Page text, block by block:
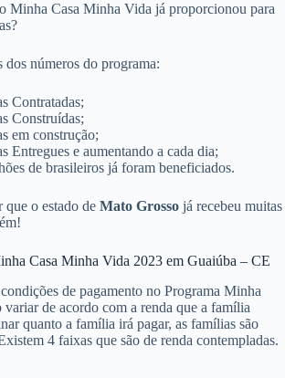
Minha Casa Minha Vida já proporcionou para
números do programa:
Contratadas;
Construídas;
em construção;
Entregues e aumentando a cada dia;
de brasileiros já foram beneficiados.
que o estado de Mato Grosso já recebeu muitas
Casa Minha Vida 2023 em Guaiúba – CE
de pagamento no Programa Minha
de acordo com a renda que a família
quanto a família irá pagar, as famílias são
4 faixas que são de renda contempladas.